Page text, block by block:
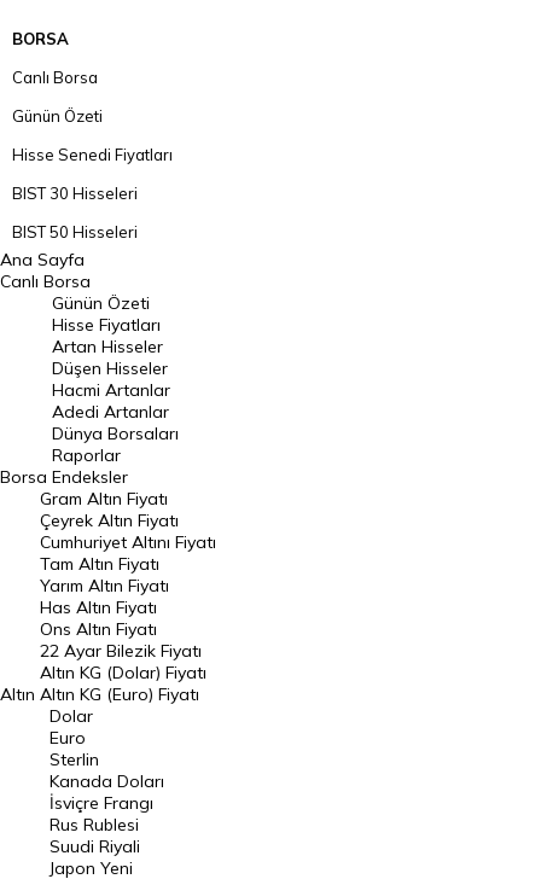
BORSA
Canlı Borsa
Günün Özeti
Hisse Senedi Fiyatları
BIST 30 Hisseleri
BIST 50 Hisseleri
BIST 100 Hisseleri
En Çok Artan Hisseler
En Çok Düşen Hisseler
Hacmi Artanlar
Geçmiş Kapanışlar
Dünya Borsaları
Raporlar
Endeksler
DÖVİZ
Döviz Kuru
Dolar Kuru
Euro Kuru
Pound Kuru
Frank Kuru
Riyal Kuru
Avustralya Doları
Ana Sayfa
Canlı Borsa
Borsa
Günün Özeti
Hisse Fiyatları
Artan Hisseler
Düşen Hisseler
Hacmi Artanlar
Adedi Artanlar
Dünya Borsaları
Raporlar
Endeksler
Altın
Gram Altın Fiyatı
Çeyrek Altın Fiyatı
Cumhuriyet Altını Fiyatı
Tam Altın Fiyatı
Yarım Altın Fiyatı
Has Altın Fiyatı
Ons Altın Fiyatı
22 Ayar Bilezik Fiyatı
Altın KG (Dolar) Fiyatı
Altın KG (Euro) Fiyatı
Dolar
Euro
Sterlin
Kanada Doları
İsviçre Frangı
Rus Rublesi
Suudi Riyali
Japon Yeni